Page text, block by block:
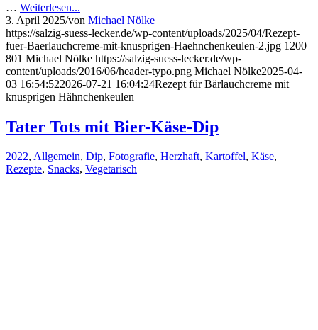
… Weiterlesen...
3. April 2025/von Michael Nölke
https://salzig-suess-lecker.de/wp-content/uploads/2025/04/Rezept-
fuer-Baerlauchcreme-mit-knusprigen-Haehnchenkeulen-2.jpg 1200
801 Michael Nölke https://salzig-suess-lecker.de/wp-
content/uploads/2016/06/header-typo.png Michael Nölke2025-04-
03 16:54:522026-07-21 16:04:24Rezept für Bärlauchcreme mit
knusprigen Hähnchenkeulen
Tater Tots mit Bier-Käse-Dip
2022, Allgemein, Dip, Fotografie, Herzhaft, Kartoffel, Käse,
Rezepte, Snacks, Vegetarisch